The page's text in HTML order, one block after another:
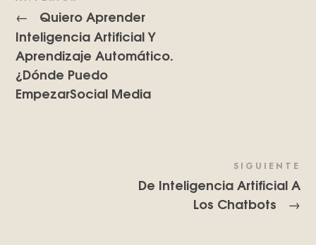
←
Quiero Aprender
Inteligencia Artificial Y
Aprendizaje Automático.
¿Dónde Puedo
EmpezarSocial Media
SIGUIENTE
De Inteligencia Artificial A
Los Chatbots
→